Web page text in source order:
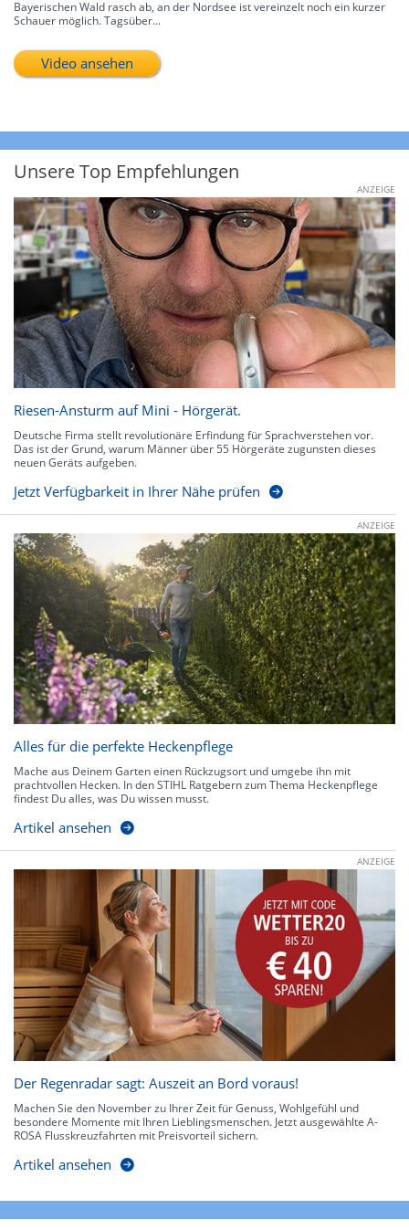
Bayerischen Wald rasch ab, an der Nordsee ist vereinzelt noch ein kurzer
Schauer möglich. Tagsüber...
Video ansehen
Unsere Top Empfehlungen
ANZEIGE
Riesen-Ansturm auf Mini - Hörgerät.
Deutsche Firma stellt revolutionäre Erfindung für Sprachverstehen vor.
Das ist der Grund, warum Männer über 55 Hörgeräte zugunsten dieses
neuen Geräts aufgeben.
Jetzt Verfügbarkeit in Ihrer Nähe prüfen
ANZEIGE
Alles für die perfekte Heckenpflege
Mache aus Deinem Garten einen Rückzugsort und umgebe ihn mit
prachtvollen Hecken. In den STIHL Ratgebern zum Thema Heckenpflege
findest Du alles, was Du wissen musst.
Artikel ansehen
ANZEIGE
Der Regenradar sagt: Auszeit an Bord voraus!
Machen Sie den November zu Ihrer Zeit für Genuss, Wohlgefühl und
besondere Momente mit Ihren Lieblingsmenschen. Jetzt ausgewählte A-
ROSA Flusskreuzfahrten mit Preisvorteil sichern.
Artikel ansehen